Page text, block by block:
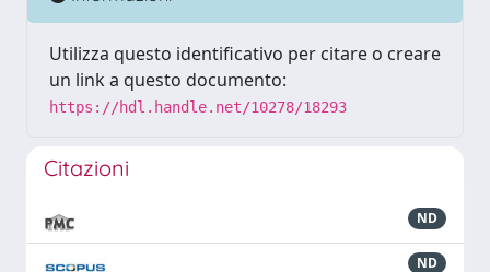
Utilizza questo identificativo per citare o creare
un link a questo documento:
https://hdl.handle.net/10278/18293
Citazioni
ND
ND